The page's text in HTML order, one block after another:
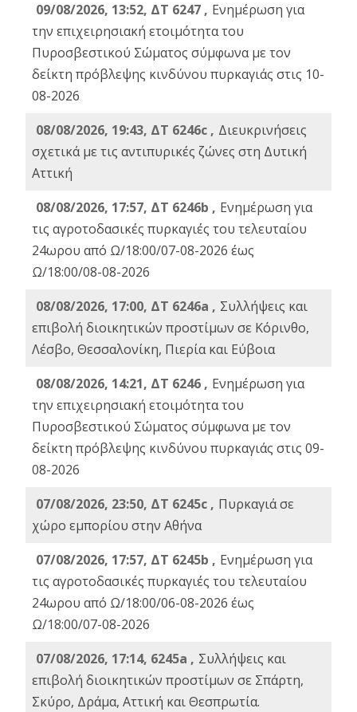
09/08/2026, 13:52, ΔΤ 6247 , Ενημέρωση για
την επιχειρησιακή ετοιμότητα του
Πυροσβεστικού Σώματος σύμφωνα με τον
δείκτη πρόβλεψης κινδύνου πυρκαγιάς στις 10-
08-2026
08/08/2026, 19:43, ΔT 6246c , Διευκρινήσεις
σχετικά με τις αντιπυρικές ζώνες στη Δυτική
Αττική
08/08/2026, 17:57, ΔΤ 6246b , Ενημέρωση για
τις αγροτοδασικές πυρκαγιές του τελευταίου
24ωρου από Ω/18:00/07-08-2026 έως
Ω/18:00/08-08-2026
08/08/2026, 17:00, ΔΤ 6246a , Συλλήψεις και
επιβολή διοικητικών προστίμων σε Κόρινθο,
Λέσβο, Θεσσαλονίκη, Πιερία και Εύβοια
08/08/2026, 14:21, ΔΤ 6246 , Ενημέρωση για
την επιχειρησιακή ετοιμότητα του
Πυροσβεστικού Σώματος σύμφωνα με τον
δείκτη πρόβλεψης κινδύνου πυρκαγιάς στις 09-
08-2026
07/08/2026, 23:50, ΔΤ 6245c , Πυρκαγιά σε
χώρο εμπορίου στην Αθήνα
07/08/2026, 17:57, ΔΤ 6245b , Ενημέρωση για
τις αγροτοδασικές πυρκαγιές του τελευταίου
24ωρου από Ω/18:00/06-08-2026 έως
Ω/18:00/07-08-2026
07/08/2026, 17:14, 6245a , Συλλήψεις και
επιβολή διοικητικών προστίμων σε Σπάρτη,
Σκύρο, Δράμα, Αττική και Θεσπρωτία.